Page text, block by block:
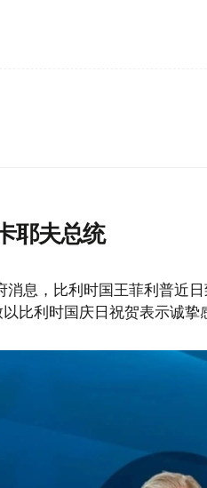
耶夫总统
消息，比利时国王菲利普近
比利时国庆日祝贺表示诚挚